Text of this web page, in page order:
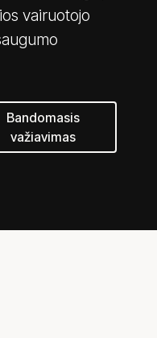
vairuotojo
Bandomasis
važiavimas